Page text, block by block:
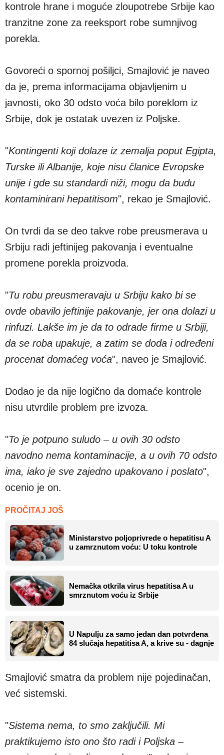
kontrole hrane i moguće zloupotrebe Srbije kao
tranzitne zone za reeksport robe sumnjivog
porekla.
Govoreći o spornoj pošiljci, Smajlović je naveo
da je, prema informacijama objavljenim u
javnosti, oko 30 odsto voća bilo poreklom iz
Srbije, dok je ostatak uvezen iz Poljske.
"Kontingenti koji dolaze iz zemalja poput Egipta,
Turske ili Albanije, koje nisu članice Evropske
unije i gde su standardi niži, mogu da budu
kontaminirani hepatitisom", rekao je Smajlović.
On tvrdi da se deo takve robe preusmerava u
Srbiju radi jeftinijeg pakovanja i eventualne
promene porekla proizvoda.
"Tu robu preusmeravaju u Srbiju kako bi se
ovde obavilo jeftinije pakovanje, jer ona dolazi u
rinfuzi. Lakše im je da to odrade firme u Srbiji,
da se roba upakuje, a zatim se doda i određeni
procenat domaćeg voća", naveo je Smajlović.
Dodao je da nije logično da domaće kontrole
nisu utvrdile problem pre izvoza.
"To je potpuno suludo – u ovih 30 odsto
navodno nema kontaminacije, a u ovih 70 odsto
ima, iako je sve zajedno upakovano i poslato",
ocenio je on.
PROČITAJ JOŠ
Ministarstvo poljoprivrede o hepatitisu A
u zamrznutom voću: U toku kontrole
Nemačka otkrila virus hepatitisa A u
smrznutom voću iz Srbije
U Napulju za samo jedan dan potvrđena
84 slučaja hepatitisa A, a krive su - dagnje
Smajlović smatra da problem nije pojedinačan,
već sistemski.
"Sistema nema, to smo zaključili. Mi
praktikujemo isto ono što radi i Poljska –